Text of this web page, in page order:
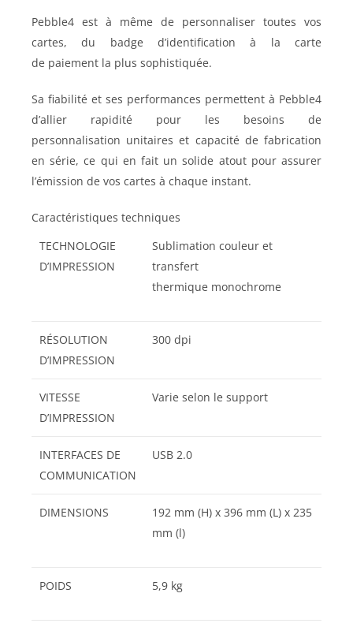
Pebble4 est à même de personnaliser toutes vos
cartes, du badge d’identification à la carte
de paiement la plus sophistiquée.
Sa fiabilité et ses performances permettent à Pebble4
d’allier rapidité pour les besoins de
personnalisation unitaires et capacité de fabrication
en série, ce qui en fait un solide atout pour assurer
l’émission de vos cartes à chaque instant.
Caractéristiques techniques
TECHNOLOGIE
D’IMPRESSION
Sublimation couleur et
transfert
thermique monochrome
RÉSOLUTION
D’IMPRESSION
300 dpi
VITESSE
D’IMPRESSION
Varie selon le support
INTERFACES DE
COMMUNICATION
USB 2.0
DIMENSIONS
192 mm (H) x 396 mm (L) x 235
mm (l)
POIDS 5,9 kg